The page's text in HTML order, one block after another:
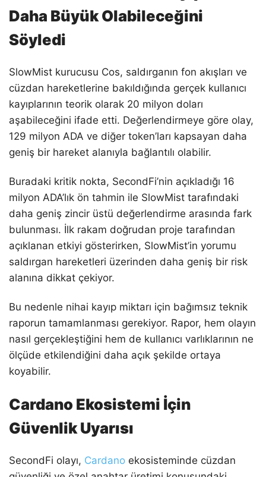
Daha Büyük Olabileceğini
Söyledi
SlowMist kurucusu Cos, saldırganın fon akışları ve
cüzdan hareketlerine bakıldığında gerçek kullanıcı
kayıplarının teorik olarak 20 milyon doları
aşabileceğini ifade etti. Değerlendirmeye göre olay,
129 milyon ADA ve diğer token’ları kapsayan daha
geniş bir hareket alanıyla bağlantılı olabilir.
Buradaki kritik nokta, SecondFi’nin açıkladığı 16
milyon ADA’lık ön tahmin ile SlowMist tarafındaki
daha geniş zincir üstü değerlendirme arasında fark
bulunması. İlk rakam doğrudan proje tarafından
açıklanan etkiyi gösterirken, SlowMist’in yorumu
saldırgan hareketleri üzerinden daha geniş bir risk
alanına dikkat çekiyor.
Bu nedenle nihai kayıp miktarı için bağımsız teknik
raporun tamamlanması gerekiyor. Rapor, hem olayın
nasıl gerçekleştiğini hem de kullanıcı varlıklarının ne
ölçüde etkilendiğini daha açık şekilde ortaya
koyabilir.
Cardano Ekosistemi İçin
Güvenlik Uyarısı
SecondFi olayı, Cardano ekosisteminde cüzdan